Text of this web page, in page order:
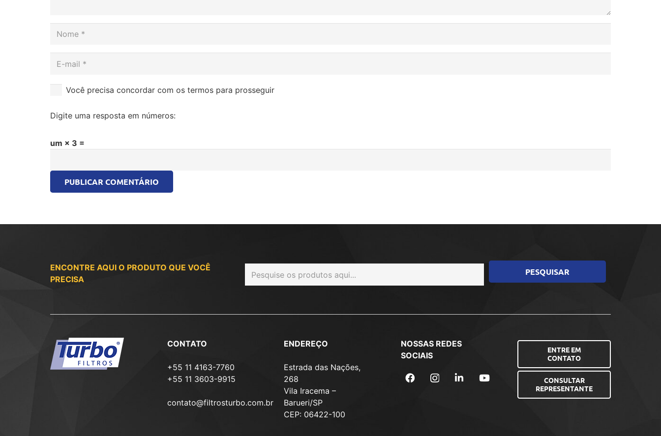
Você precisa concordar com os termos para prosseguir
Digite uma resposta em números:
um × 3 =
PUBLICAR COMENTÁRIO
ENCONTRE AQUI O PRODUTO QUE VOCÊ
PRECISA
CONTATO
+55 11 4163-7760
+55 11 3603-9915
contato@filtrosturbo.com.br
ENDEREÇO
Estrada das Nações,
268
Vila Iracema –
Barueri/SP
CEP: 06422-100
NOSSAS REDES
SOCIAIS
ENTRE EM
CONTATO
CONSULTAR
REPRESENTANTE